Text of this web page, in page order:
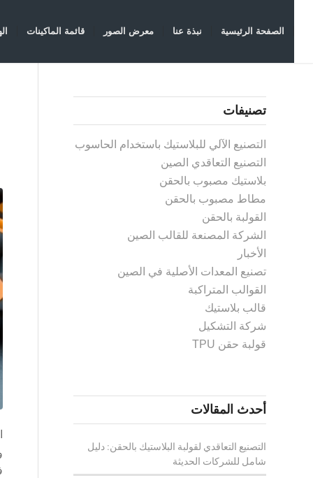
الصفحة الرئيسية نبذة عنا معرض الصور قائمة الماكينات
تصنيفات
التصنيع الآلي للبلاستيك باستخدام الحاسوب
التصنيع التعاقدي الصين
بلاستيك مصبوب بالحقن
مطاط مصبوب بالحقن
القولبة بالحقن
الشركة المصنعة للقالب الصين
الأخبار
تصنيع المعدات الأصلية في الصين
القوالب المتراكبة
قالب بلاستيك
شركة التشكيل
قولبة حقن TPU
أحدث المقالات
التصنيع التعاقدي لقولبة البلاستيك بالحقن: دليل
شامل للشركات الحديثة